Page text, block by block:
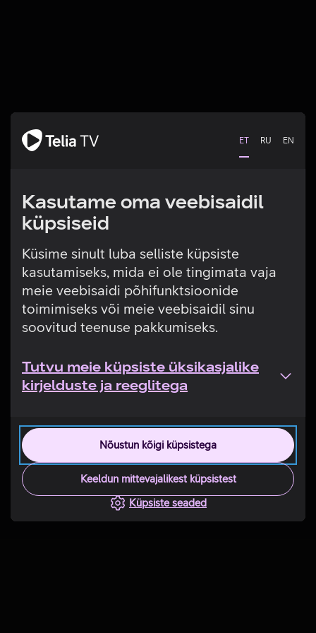
ET RU EN
Kasutame oma veebisaidil
küpsiseid
Küsime sinult luba selliste küpsiste
kasutamiseks, mida ei ole tingimata vaja
meie veebisaidi põhifunktsioonide
toimimiseks või meie veebisaidil sinu
soovitud teenuse pakkumiseks.
Tutvu meie küpsiste üksikasjalike
kirjelduste ja reeglitega
Nõustun kõigi küpsistega
Keeldun mittevajalikest küpsistest
Küpsiste seaded
Tehniline viga